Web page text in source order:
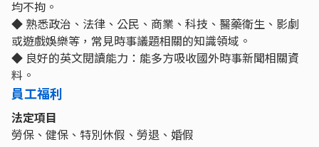
均不拘。
◆ 熟悉政治、法律、公民、商業、科技、醫藥衛生、影劇
或遊戲娛樂等，常見時事議題相關的知識領域。
◆ 良好的英文閱讀能力：能多方吸收國外時事新聞相關資
料。
員工福利
法定項目
勞保、健保、特別休假、勞退、婚假